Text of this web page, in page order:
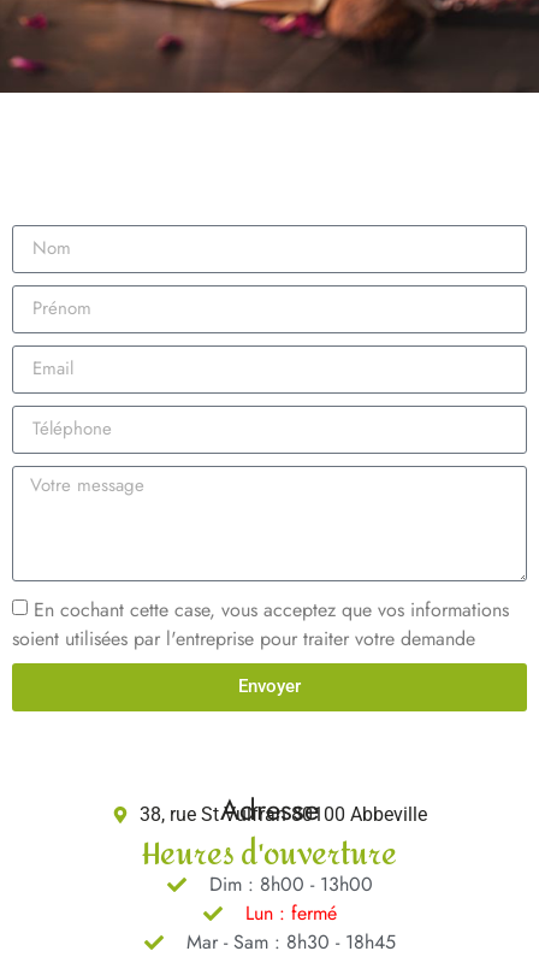
En cochant cette case, vous acceptez que vos informations
soient utilisées par l'entreprise pour traiter votre demande
Envoyer
Adresse
38, rue St Vulfran 80100 Abbeville
Heures d'ouverture
Dim : 8h00 - 13h00
Lun : fermé
Mar - Sam : 8h30 - 18h45